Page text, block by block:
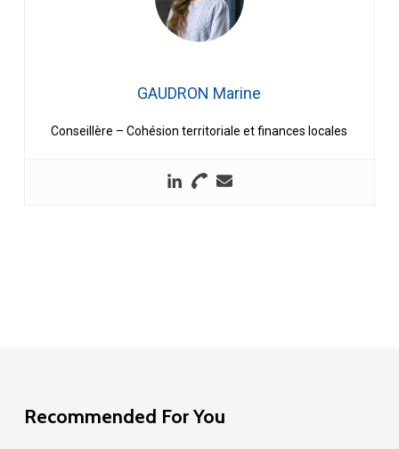
GAUDRON Marine
Conseillère – Cohésion territoriale et finances locales
Recommended For You